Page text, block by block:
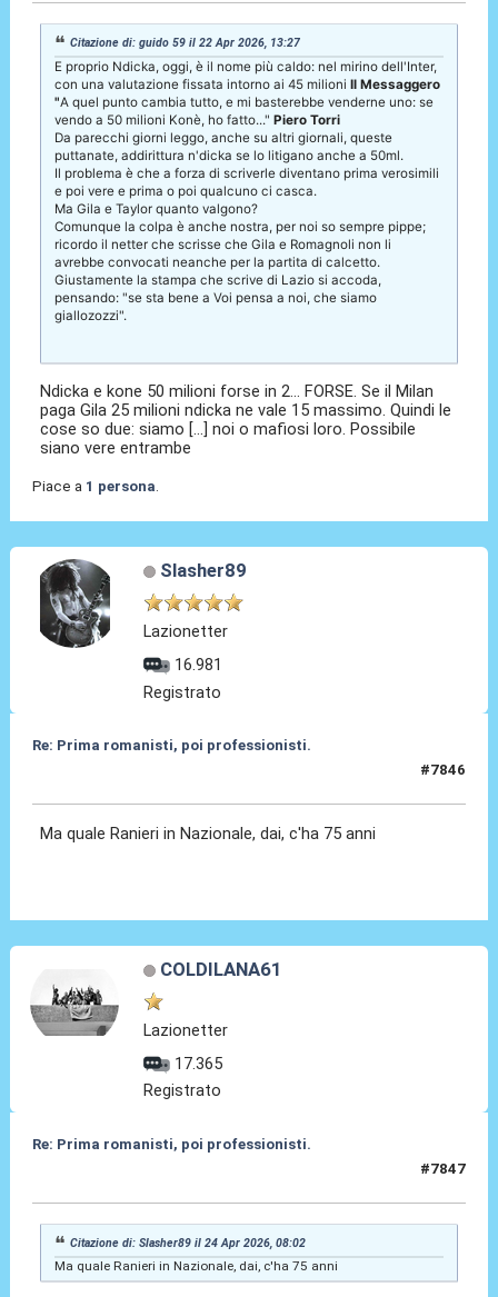
Citazione di: guido 59 il 22 Apr 2026, 13:27
E proprio Ndicka, oggi, è il nome più caldo: nel mirino dell'Inter,
con una valutazione fissata intorno ai 45 milioni Il Messaggero
"A quel punto cambia tutto, e mi basterebbe venderne uno: se
vendo a 50 milioni Konè, ho fatto..." Piero Torri
Da parecchi giorni leggo, anche su altri giornali, queste
puttanate, addirittura n'dicka se lo litigano anche a 50ml.
Il problema è che a forza di scriverle diventano prima verosimili
e poi vere e prima o poi qualcuno ci casca.
Ma Gila e Taylor quanto valgono?
Comunque la colpa è anche nostra, per noi so sempre pippe;
ricordo il netter che scrisse che Gila e Romagnoli non li
avrebbe convocati neanche per la partita di calcetto.
Giustamente la stampa che scrive di Lazio si accoda,
pensando: "se sta bene a Voi pensa a noi, che siamo
giallozozzi".
Ndicka e kone 50 milioni forse in 2... FORSE. Se il Milan
paga Gila 25 milioni ndicka ne vale 15 massimo. Quindi le
cose so due: siamo [...] noi o mafiosi loro. Possibile
siano vere entrambe
Piace a 1 persona.
Slasher89
Lazionetter
16.981
Registrato
Re: Prima romanisti, poi professionisti.
#7846
Ma quale Ranieri in Nazionale, dai, c'ha 75 anni
COLDILANA61
Lazionetter
17.365
Registrato
Re: Prima romanisti, poi professionisti.
#7847
Citazione di: Slasher89 il 24 Apr 2026, 08:02
Ma quale Ranieri in Nazionale, dai, c'ha 75 anni